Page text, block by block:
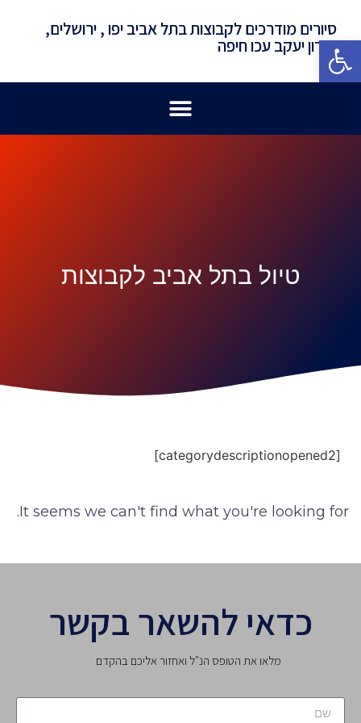
פתח סרגל נגישות
סיורים מודרכים לקבוצות בתל אביב יפו , ירושלים,
זכרון יעקב עכו חיפה
טיול בתל אביב לקבוצות
[categorydescriptionopened2]
It seems we can't find what you're looking for.
כדאי להשאר בקשר
מלאו את הטופס הנ"ל ואחזור אליכם בהקדם